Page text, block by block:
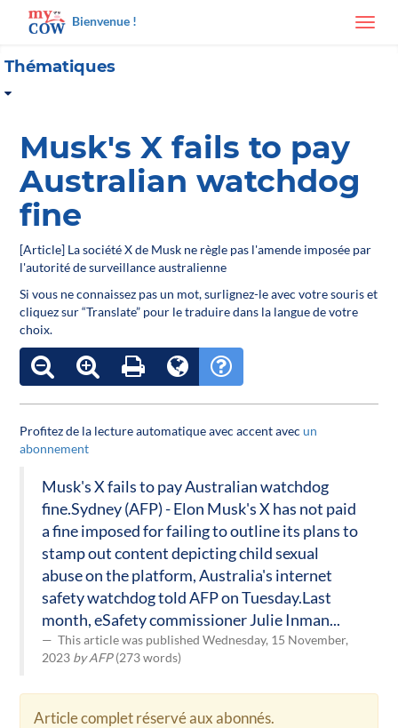
Bienvenue !
Thématiques
Musk's X fails to pay
Australian watchdog
fine
[Article] La société X de Musk ne règle pas l'amende imposée par
l'autorité de surveillance australienne
Si vous ne connaissez pas un mot, surlignez-le avec votre souris et
cliquez sur “Translate” pour le traduire dans la langue de votre
choix.
Profitez de la lecture automatique avec accent avec un
abonnement
Musk's X fails to pay Australian watchdog
fine.Sydney (AFP) - Elon Musk's X has not paid
a fine imposed for failing to outline its plans to
stamp out content depicting child sexual
abuse on the platform, Australia's internet
safety watchdog told AFP on Tuesday.Last
month, eSafety commissioner Julie Inman...
This article was published Wednesday, 15 November,
2023 by AFP(273 words)
Article complet réservé aux abonnés.